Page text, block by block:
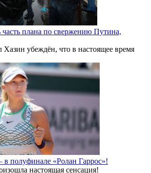
плана по свержению Путина,
убеждён, что в настоящее время
полуфинале «Ролан Гаррос»!
настоящая сенсация!